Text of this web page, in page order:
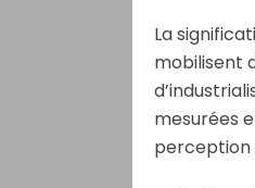
La
mobilisent
mesurées
perception